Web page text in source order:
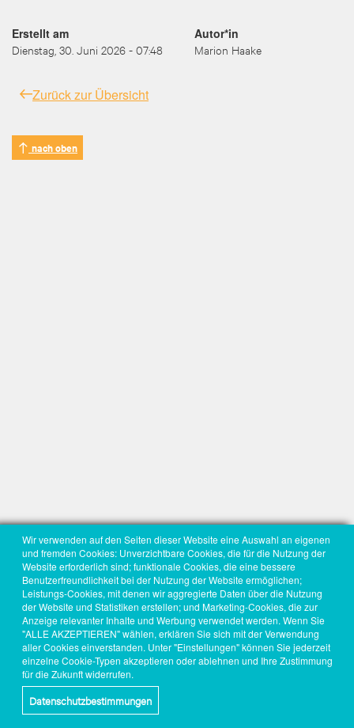
Erstellt am
Dienstag, 30. Juni 2026 - 07:48
Autor*in
Marion Haake
Zurück zur Übersicht
nach oben
Wir verwenden auf den Seiten dieser Website eine Auswahl an eigenen
und fremden Cookies: Unverzichtbare Cookies, die für die Nutzung der
Website erforderlich sind; funktionale Cookies, die eine bessere
Benutzerfreundlichkeit bei der Nutzung der Website ermöglichen;
Leistungs-Cookies, mit denen wir aggregierte Daten über die Nutzung
der Website und Statistiken erstellen; und Marketing-Cookies, die zur
Anzeige relevanter Inhalte und Werbung verwendet werden. Wenn Sie
"ALLE AKZEPTIEREN" wählen, erklären Sie sich mit der Verwendung
aller Cookies einverstanden. Unter "Einstellungen" können Sie jederzeit
einzelne Cookie-Typen akzeptieren oder ablehnen und Ihre Zustimmung
für die Zukunft widerrufen.
Datenschutzbestimmungen